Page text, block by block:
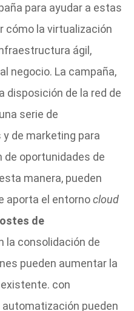
para ayudar a estas
cómo la virtualización
ágil,
negocio. La campaña,
disposición de la red de
serie de
de marketing para
de oportunidades de
manera, pueden
aporta el entornocloud
de
la consolidación de
pueden aumentar la
con
pueden